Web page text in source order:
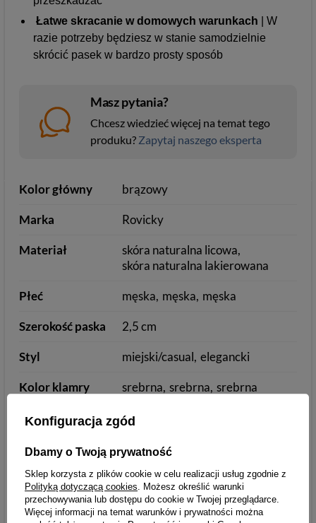
Łatwe skracanie w domowych warunkach
| W
razie potrzeby będziesz w stanie samodzielnie
skrócić pasek w bardzo prosty sposób
Masz pytania?
Chcesz wiedzieć więcej na temat tego
produku? Zapytaj naszego eksperta
Kolor główny brązowy
Marka Rovicky
Materiał
skóra naturalna licowa
skóra naturalna lakierowana
Płeć męska męska męska
Szerokość paska 2,5 cm
Styl miejski/casual elegancki
Kolor klamry srebrna srebrna srebrna
Obwód 80-100 cm
powyżej 110 cm
Ilość dziurek 7
Możliwość
tak
Konfiguracja zgód
Dbamy o Twoją prywatność
Sklep korzysta z plików cookie w celu realizacji usług zgodnie z
Polityką dotyczącą cookies. Możesz określić warunki
przechowywania lub dostępu do cookie w Twojej przeglądarce.
Więcej informacji na temat warunków i prywatności można